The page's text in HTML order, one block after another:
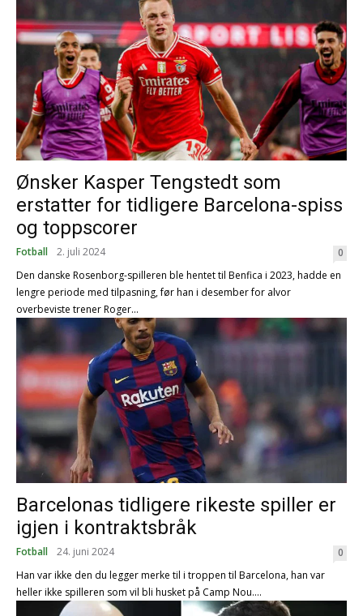
Ønsker Kasper Tengstedt som
erstatter for tidligere Barcelona-spiss
og toppscorer
Fotball 2. juli 2024
0
Den danske Rosenborg-spilleren ble hentet til Benfica i 2023, hadde en
lengre periode med tilpasning, før han i desember for alvor
overbeviste trener Roger...
Barcelonas tidligere rikeste spiller er
igjen i kontraktsbråk
Fotball 24. juni 2024
0
Han var ikke den du legger merke til i troppen til Barcelona, han var
heller ikke spilleren som vil bli husket på Camp Nou....